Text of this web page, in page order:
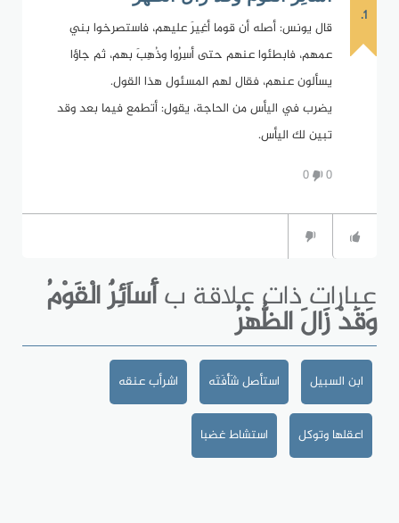
1.
قال يونس: أصله أن قوما أغِيرَ عليهم، فاستصرخوا بني
عمهم، فابطئوا عنهم حتى أسِرُوا وذُهِبَ بهم، ثم جاؤا
يسألون عنهم، فقال لهم المسئول هذا القول.
يضرب في اليأس من الحاجة، يقول: أتطمع فيما بعد وقد
تبين لك اليأس.
0
0
عبارات ذات علاقة بأَساَئِرٌ الْقَوْمُ
وَقَدْ زَالَ الظُّهْرُ
ابن السبيل استأصل شَأْفَتَه اشرأب عنقه
اعقلها وتوكل استشاط غضبا